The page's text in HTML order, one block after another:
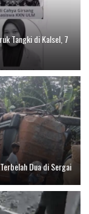
Tangki di Kalsel, 7
Dua di Sergai